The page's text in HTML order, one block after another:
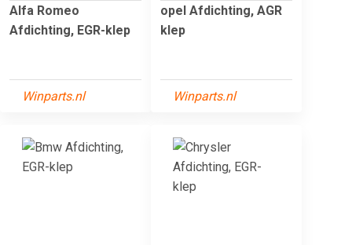
Alfa Romeo
Afdichting, EGR-klep
Winparts.nl
opel Afdichting, AGR
klep
Winparts.nl